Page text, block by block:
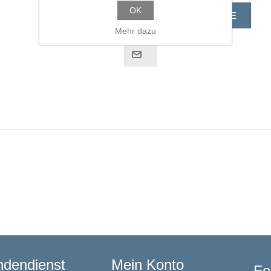
Mein Konto
OK
Mehr dazu